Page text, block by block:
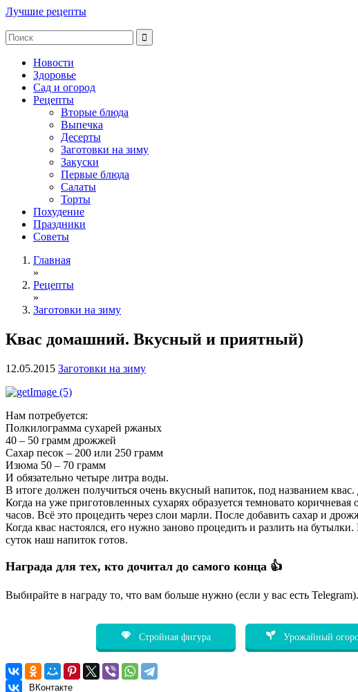
Лучшие рецепты
Новости
Здоровье
Сад и огород
Рецепты
Вторые блюда
Выпечка
Десерты
Заготовки на зиму
Закуски
Первые блюда
Салаты
Торты
Похудение
Праздники
Советы
Главная
»
Рецепты
»
Заготовки на зиму
Квас домашний. Вкусный и приятный)
12.05.2015 Заготовки на зиму
Нам потребуется:
Полкилограмма сухарей ржаных
40 – 50 грамм дрожжей
Сахар песок – 200 или 250 грамм
Изюма 50 – 70 грамм
И обязательно четыре литра воды.
В итоге должен получиться очень вкусный напиток, под названием
Когда на уже приготовленных сухарях образуется темновато
часов. Всё это процедить через слои марли. После добавить сахар и
Когда квас настоялся, его нужно заново процедить и разлить на
суток наш напиток готов.
Награда для тех, кто дочитал до самого конца 👍
Выбирайте в награду то, что вам больше нужно (если у вас есть
Стройная фигура Урожайный
ВКонтакте